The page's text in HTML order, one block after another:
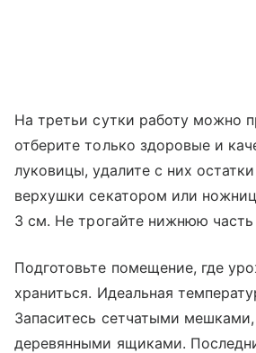
На третьи сутки работу можно
отберите только здоровые и
луковицы, удалите с них
верхушки секатором или
3 см. Не трогайте нижнюю часть
Подготовьте помещение, где
храниться. Идеальная
Запаситесь сетчатыми
деревянными ящиками.